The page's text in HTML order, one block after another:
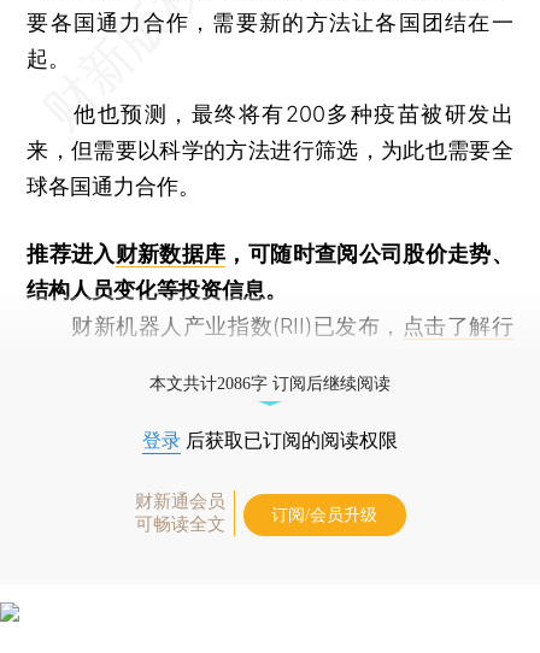
要各国通力合作，需要新的方法让各国团结在一
起。
他也预测，最终将有200多种疫苗被研发出
来，但需要以科学的方法进行筛选，为此也需要全
球各国通力合作。
推荐进入财新数据库 ，可随时查阅公司股价走势、
结构人员变化等投资信息。
财新机器人产业指数(RII)已发布， 点击了解行
本文共计2086字 订阅后继续阅读
登录 后获取已订阅的阅读权限
财新通会员
可畅读全文
订阅/会员升级